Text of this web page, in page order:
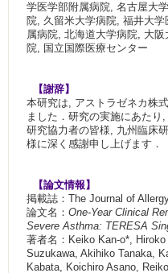
学医学部附属病院, 名古屋大
院, 久留米大学病院, 福井大
属病院, 北海道大学病院, 大
院, 国立国際医療センター
【謝辞】
本研究は, アストラゼネカ株
ました．研究の実施にあた
研究協力者の皆様, 九州臨床
様に深く感謝申し上げます．
【論文情報】
掲載誌：The Journal of
論文名： One-Year Clinical
Severe Asthma: TERESA
著者名：Keiko Kan-o*,
Suzukawa, Akihiko Tanaka,
Kabata, Koichiro Asano,